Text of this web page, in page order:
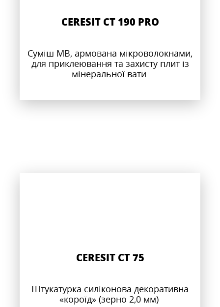
CERESIT CT 190 PRO
Суміш МВ, армована мікроволокнами,
для приклеювання та захисту плит із
мінеральної вати
CERESIT CT 75
Штукатурка силіконова декоративна
«короїд» (зерно 2,0 мм)